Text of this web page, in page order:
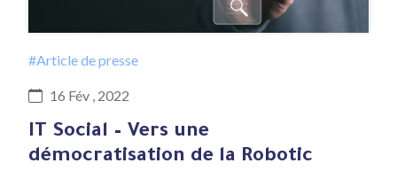
#Article de presse
16 Fév , 2022
IT Social – Vers une
démocratisation de la Robotic